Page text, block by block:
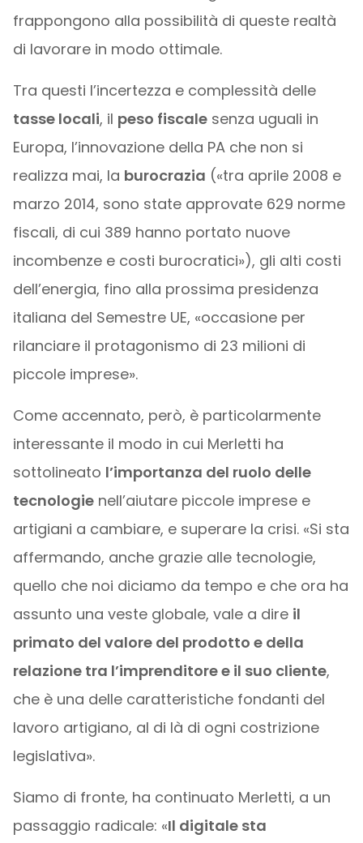
frappongono alla possibilità di queste realtà
di lavorare in modo ottimale.
Tra questi l’incertezza e complessità delle
tasse locali, il peso fiscalesenza uguali in
Europa, l’innovazione della PA che non si
realizza mai, la burocrazia («tra aprile 2008 e
marzo 2014, sono state approvate 629 norme
fiscali, di cui 389 hanno portato nuove
incombenze e costi burocratici»), gli alti costi
dell’energia, fino alla prossima presidenza
italiana del Semestre UE, «occasione per
rilanciare il protagonismo di 23 milioni di
piccole imprese».
Come accennato, però, è particolarmente
interessante il modo in cui Merletti ha
sottolineato l’importanza del ruolo delle
tecnologienell’aiutare piccole imprese e
artigiani a cambiare, e superare la crisi. «Si sta
affermando, anche grazie alle tecnologie,
quello che noi diciamo da tempo e che ora ha
assunto una veste globale, vale a dire il
primato del valore del prodotto e della
relazione tra l’imprenditore e il suo cliente,
che è una delle caratteristiche fondanti del
lavoro artigiano, al di là di ogni costrizione
legislativa».
Siamo di fronte, ha continuato Merletti, a un
passaggio radicale: «Il digitale sta